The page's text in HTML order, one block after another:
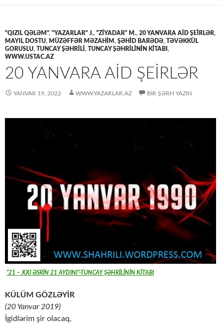
"QIZIL QƏLƏM", "YAZARLAR" J., "ZİYADAR" M., 20 YANVARA AİD ŞEİRLƏR,
MAYIL DOSTU, MÜZƏFFƏR MƏZAHİM , ŞƏHİD BARƏDƏ, TƏVƏKKÜL
GORUSLU, TUNCAY ŞƏHRİLİ , TUNCAY ŞƏHRİLİNİN KİTABI ,
WWW.USTAC.AZ
20 YANVARA AİD ŞEİRLƏR
YANVAR 19, 2022 WWW.YAZARLAR.AZ BIR ŞƏRH YAZIN
“21 – XXI ƏSRİN 21 AYDINI”-TUNCAY ŞƏHRİLİNİN KİTABI
KÜLÜM GÖZLƏYİR
(20 Yanvar 2019)
İgidlərim şir olacaq,